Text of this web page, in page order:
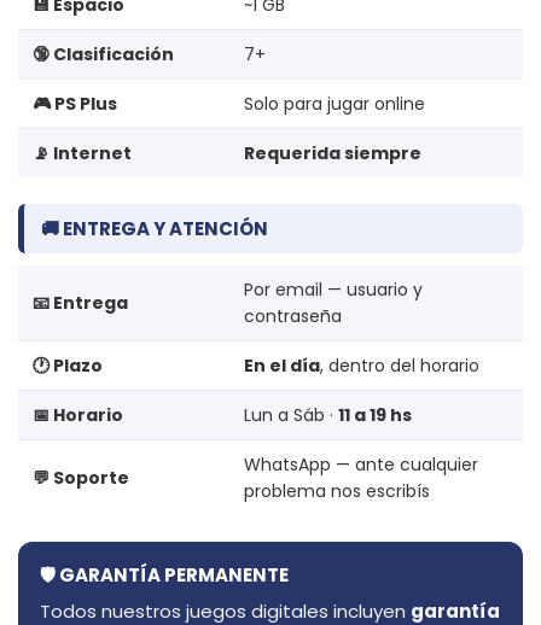
💾 Espacio ~1 GB
🔞 Clasificación 7+
🎮 PS Plus Solo para jugar online
📡 Internet Requerida siempre
🚚 ENTREGA Y ATENCIÓN
📧 Entrega
Por email — usuario y
contraseña
🕐 Plazo En el día, dentro del horario
📅 Horario Lun a Sáb · 11 a 19 hs
💬 Soporte
WhatsApp — ante cualquier
problema nos escribís
🛡️ GARANTÍA PERMANENTE
Todos nuestros juegos digitales incluyen garantía